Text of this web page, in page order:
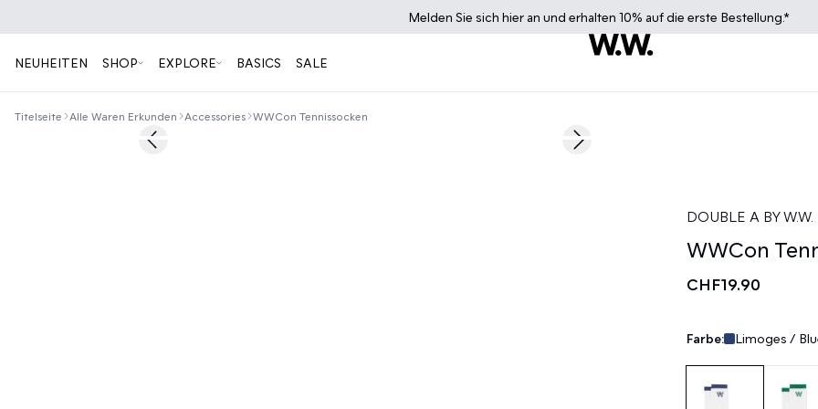
Melden Sie sich hier an und erhalten 10% auf die erste Bestellung.*
NEUHEITEN SHOP EXPLORE BASICS SALE
Titelseite Alle Waren Erkunden Accessories WWCon Tennissocken
Previous slide Next slide
DOUBLE A BY
WWCon
CHF19.90
Farbe: Limoges /